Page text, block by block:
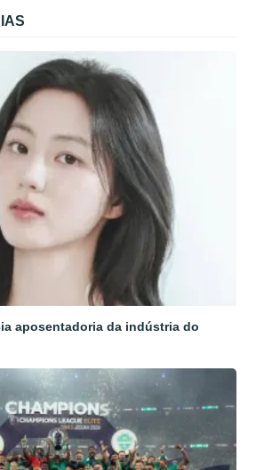
aposentadoria da indústria do